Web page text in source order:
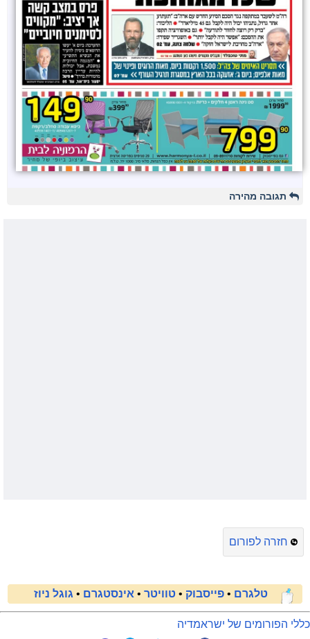
תגובה מהירה
חזרה לפורום
טלגרם • פייסבוק • טוויטר • אינסטגרם • גוגל ניוז
כללי הפורומים של ישראמדיה